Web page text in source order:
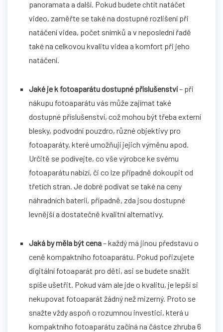
panoramata a další. Pokud budete chtít natáčet
video, zaměřte se také na dostupné rozlišení při
natáčení videa, počet snímků a v neposlední řadě
také na celkovou kvalitu videa a komfort při jeho
natáčení.
Jaké je k fotoaparátu dostupné příslušenství– při
nákupu fotoaparátu vás může zajímat také
dostupné příslušenství, což mohou být třeba externí
blesky, podvodní pouzdro, různé objektivy pro
fotoaparáty, které umožňují jejich výměnu apod.
Určitě se podívejte, co vše výrobce ke svému
fotoaparátu nabízí, či co lze případně dokoupit od
třetích stran. Je dobré podívat se také na ceny
náhradních baterií, případně, zda jsou dostupné
levnější a dostatečně kvalitní alternativy.
Jaká by měla být cena– každý má jinou představu o
ceně kompaktního fotoaparátu. Pokud pořizujete
digitální fotoaparát pro děti, asi se budete snažit
spíše ušetřit. Pokud vám ale jde o kvalitu, je lepší si
nekupovat fotoaparát žádný než mizerný. Proto se
snažte vždy aspoň o rozumnou investici, která u
kompaktního fotoaparátu začíná na částce zhruba 6